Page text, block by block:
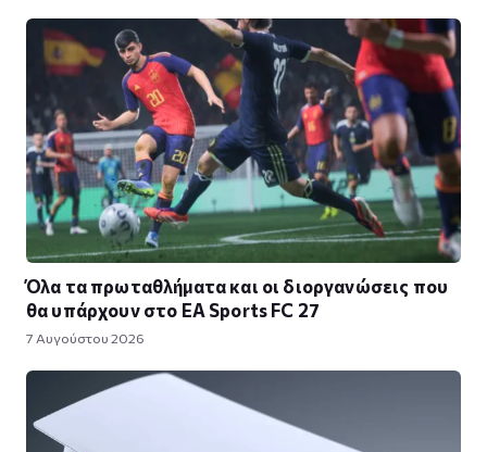
Όλα τα πρωταθλήματα και οι διοργανώσεις που
θα υπάρχουν στο EA Sports FC 27
7 Αυγούστου 2026